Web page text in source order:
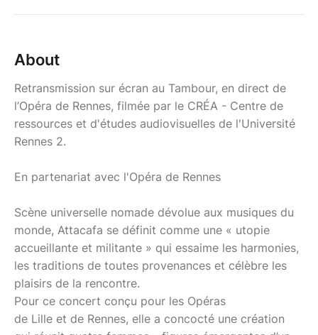
About
Retransmission sur écran au Tambour, en direct de
l’Opéra de Rennes, filmée par le CRÉA - Centre de
ressources et d'études audiovisuelles de l'Université
Rennes 2.
En partenariat avec l'Opéra de Rennes
Scène universelle nomade dévolue aux musiques du
monde, Attacafa se définit comme une « utopie
accueillante et militante » qui essaime les harmonies,
les traditions de toutes provenances et célèbre les
plaisirs de la rencontre.
Pour ce concert conçu pour les Opéras
de Lille et de Rennes, elle a concocté une création